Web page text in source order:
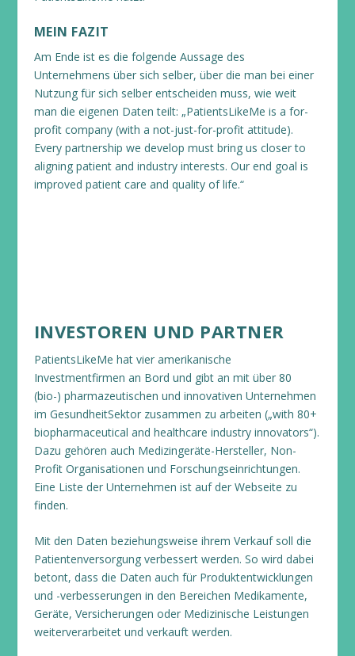
MEIN FAZIT
Am Ende ist es die folgende Aussage des
Unternehmens über sich selber, über die man bei einer
Nutzung für sich selber entscheiden muss, wie weit
man die eigenen Daten teilt: „PatientsLikeMe is a for-
profit company (with a not-just-for-profit attitude).
Every partnership we develop must bring us closer to
aligning patient and industry interests. Our end goal is
improved patient care and quality of life.“
INVESTOREN UND PARTNER
PatientsLikeMe hat vier amerikanische
Investmentfirmen an Bord und gibt an mit über 80
(bio-) pharmazeutischen und innovativen Unternehmen
im GesundheitSektor zusammen zu arbeiten („with 80+
biopharmaceutical and healthcare industry innovators“).
Dazu gehören auch Medizingeräte-Hersteller, Non-
Profit Organisationen und Forschungseinrichtungen.
Eine Liste der Unternehmen ist auf der Webseite zu
finden.
Mit den Daten beziehungsweise ihrem Verkauf soll die
Patientenversorgung verbessert werden. So wird dabei
betont, dass die Daten auch für Produktentwicklungen
und -verbesserungen in den Bereichen Medikamente,
Geräte, Versicherungen oder Medizinische Leistungen
weiterverarbeitet und verkauft werden.